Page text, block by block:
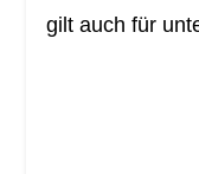
gilt auch für